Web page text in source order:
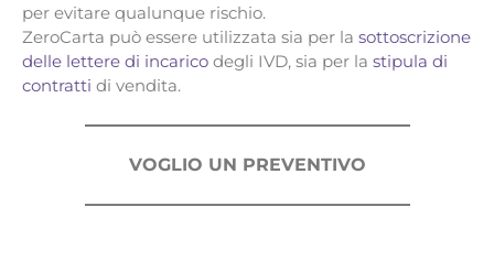
per evitare qualunque rischio.
ZeroCarta può essere utilizzata sia per la sottoscrizione
delle lettere di incarico degli IVD, sia per la stipula di
contratti di vendita.
VOGLIO UN PREVENTIVO